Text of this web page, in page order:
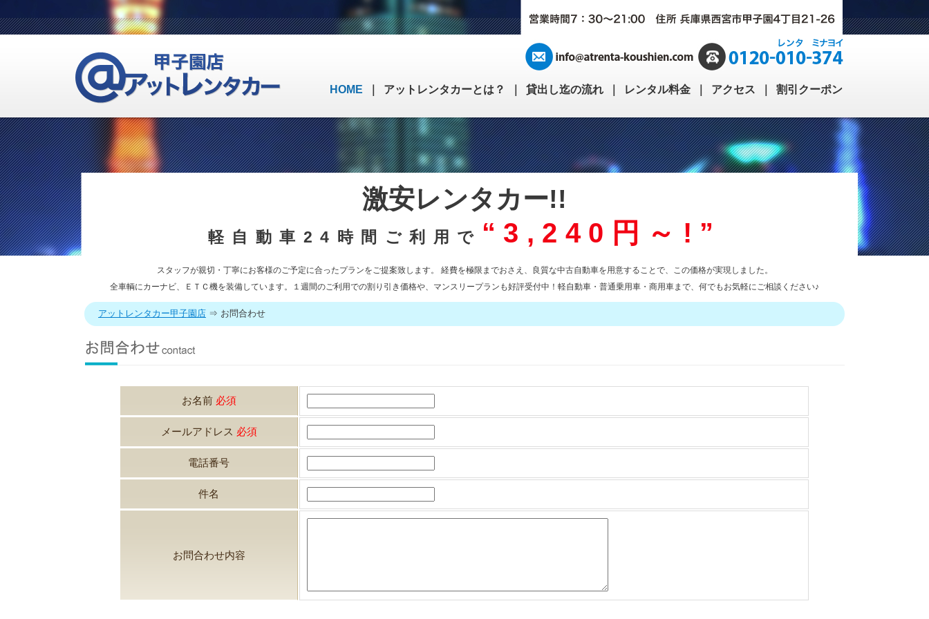
HOME アットレンタカーとは？ 貸出し迄の流れ レンタル料金 アクセス 割引クーポン
激安レンタカー!!
軽自動車24時間ご利用で “3,240円～!”
スタッフが親切・丁寧にお客様のご予定に合ったプランをご提案致します。 経費を極限までおさえ、良質な中古自動車を用意することで、この価格が実現しました。
全車輌にカーナビ、ＥＴＣ機を装備しています。１週間のご利用での割り引き価格や、マンスリープランも好評受付中！軽自動車・普通乗用車・商用車まで、何でもお気軽にご相談ください♪
アットレンタカー甲子園店 ⇒ お問合わせ
お名前 必須
メールアドレス 必須
電話番号
件名
お問合わせ内容